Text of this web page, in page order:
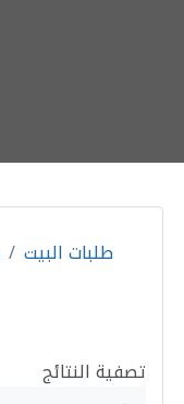
طلبات البيت
تصفية النتائج